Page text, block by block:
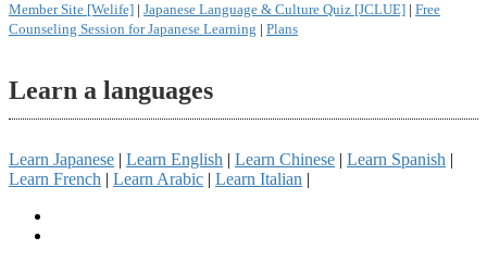
Member Site [Welife] | Japanese Language & Culture Quiz [JCLUE] | Free
Counseling Session for Japanese Learning | Plans
Learn a languages
Learn Japanese Learn English Learn Chinese Learn Spanish
Learn French
Learn Arabic Learn Italian